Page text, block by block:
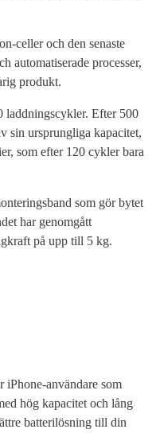
celler och den senaste
automatiserade processer,
produkt.
laddningscykler. Efter 500
sin ursprungliga kapacitet,
som efter 120 cykler bara
som gör bytet
har genomgått
på upp till 5 kg.
iPhone-användare som
hög kapacitet och lång
batterilösning till din